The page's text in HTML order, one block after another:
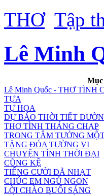
THƠ Tập
Lê Minh
Mục
Lê Minh Quốc - THƠ TÌNH
TỰA
TỰ HỌA
DỰ BÁO THỜI TIẾT
THƠ TÌNH THÁNG CHẠP
TRONG TÂM TƯỞNG
TẶNG ĐÓA TƯỜNG VI
CHUYỆN TÌNH THỜI ĐẠI
CŨNG KỆ
TIẾNG CƯỜI ĐÃ NHẠT
CHÚC EM NGỦ NGON
LỜI CHÀO BUỔI SÁNG